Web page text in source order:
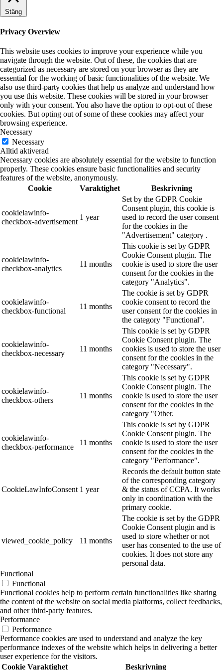
Stäng
Privacy Overview
This website uses cookies to improve your experience while you
navigate through the website. Out of these, the cookies that are
categorized as necessary are stored on your browser as they are
essential for the working of basic functionalities of the website. We
also use third-party cookies that help us analyze and understand how
you use this website. These cookies will be stored in your browser
only with your consent. You also have the option to opt-out of these
cookies. But opting out of some of these cookies may affect your
browsing experience.
Necessary
Necessary
Alltid aktiverad
Necessary cookies are absolutely essential for the website to function
properly. These cookies ensure basic functionalities and security
features of the website, anonymously.
Cookie
Varaktighet Beskrivning
cookielawinfo-
checkbox-advertisement
1 year
Set by the GDPR Cookie
Consent plugin, this cookie is
used to record the user consent
for the cookies in the
"Advertisement" category .
cookielawinfo-
checkbox-analytics
11 months
This cookie is set by GDPR
Cookie Consent plugin. The
cookie is used to store the user
consent for the cookies in the
category "Analytics".
cookielawinfo-
checkbox-functional
11 months
The cookie is set by GDPR
cookie consent to record the
user consent for the cookies in
the category "Functional".
cookielawinfo-
checkbox-necessary
11 months
This cookie is set by GDPR
Cookie Consent plugin. The
cookies is used to store the user
consent for the cookies in the
category "Necessary".
cookielawinfo-
checkbox-others
11 months
This cookie is set by GDPR
Cookie Consent plugin. The
cookie is used to store the user
consent for the cookies in the
category "Other.
cookielawinfo-
checkbox-performance
11 months
This cookie is set by GDPR
Cookie Consent plugin. The
cookie is used to store the user
consent for the cookies in the
category "Performance".
CookieLawInfoConsent 1 year
Records the default button state
of the corresponding category
& the status of CCPA. It works
only in coordination with the
primary cookie.
viewed_cookie_policy 11 months
The cookie is set by the GDPR
Cookie Consent plugin and is
used to store whether or not
user has consented to the use of
cookies. It does not store any
personal data.
Functional
Functional
Functional cookies help to perform certain functionalities like sharing
the content of the website on social media platforms, collect feedbacks,
and other third-party features.
Performance
Performance
Performance cookies are used to understand and analyze the key
performance indexes of the website which helps in delivering a better
user experience for the visitors.
Cookie Varaktighet Beskrivning